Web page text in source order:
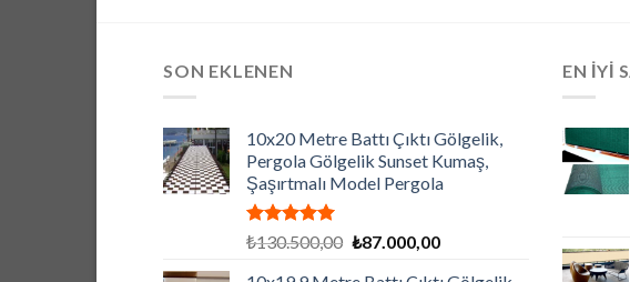
SON EKLENEN
10x20 Metre Battı Çıktı Gölgelik,
Pergola Gölgelik Sunset Kumaş,
Şaşırtmalı Model Pergola
5 üzerinden
aldı
₺130.500,00 Orijinal
₺87.000,00Şu
EN İYİ